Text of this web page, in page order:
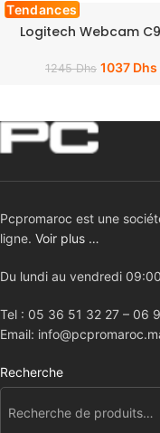
Tendances
Logitech Webcam
1245Dhs 1037 Dhs
Pcpromaroc est une
ligne. Voir plus …
Du lundi au vendredi
Tel : 05 36 51 32 27 – 06
Email:
Recherche